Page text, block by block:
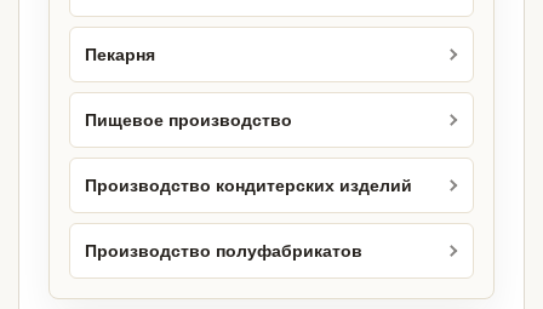
Пекарня
Пищевое производство
Производство кондитерских изделий
Производство полуфабрикатов